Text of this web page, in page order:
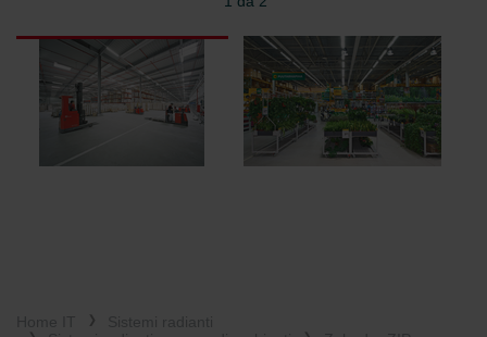
osobních údajů
Zehnder Group France: Protection des données
Zehnder Group Ibérica SAU: Política de privacidad
Zehnder Group Italia S.r.l.: Privacy
Zehnder Group İç Mekan İklimlendirme Sanayi ve Ticaret